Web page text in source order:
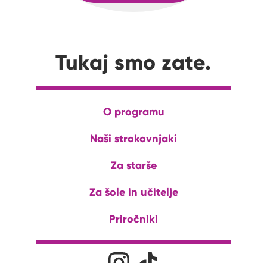
Tukaj smo zate.
O programu
Naši strokovnjaki
Za starše
Za šole in učitelje
Priročniki
Družabna omrežjaNa naš Instagram profil